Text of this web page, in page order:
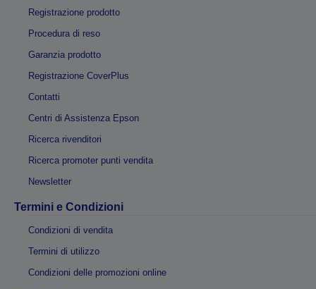
Registrazione prodotto
Procedura di reso
Garanzia prodotto
Registrazione CoverPlus
Contatti
Centri di Assistenza Epson
Ricerca rivenditori
Ricerca promoter punti vendita
Newsletter
Termini e Condizioni
Condizioni di vendita
Termini di utilizzo
Condizioni delle promozioni online